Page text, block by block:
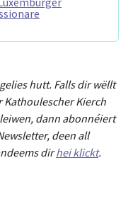
hutt. Falls dir wëllt
Kathoulescher Kierch
dann abonnéiert
, deen all
dirhei klickt.